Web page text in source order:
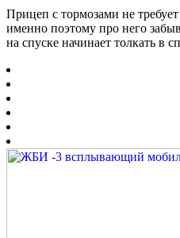
Прицеп с тормозами не
именно поэтому про него
на спуске начинает толкать в